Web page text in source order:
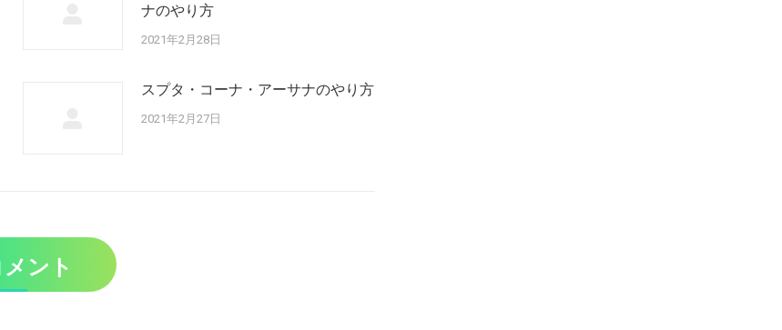
ナのやり方
2021年2月28日
スプタ・コーナ・アーサナのやり方
2021年2月27日
ント